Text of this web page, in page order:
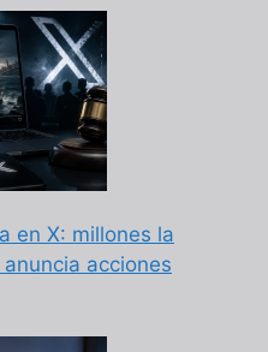
en X: millones la
acciones